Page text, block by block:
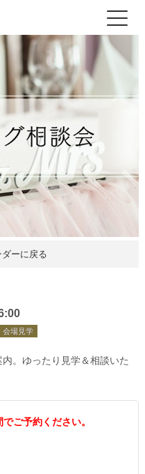
ーに戻る
会場見学
。ゆったり見学＆相談いた
ご予約ください。